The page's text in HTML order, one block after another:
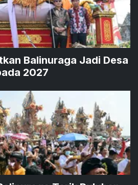
Balinuraga Jadi Desa
2027